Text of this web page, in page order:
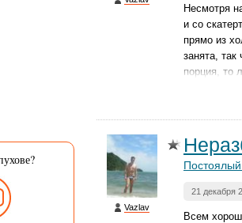
Несмотря
и со
прямо из
занята,
порция, то
Vazlav
21 декабря
Всем